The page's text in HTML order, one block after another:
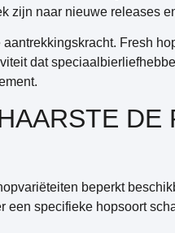
zijn naar nieuwe releases
Fresh
dat
DE
beperkt
specifieke hopsoort